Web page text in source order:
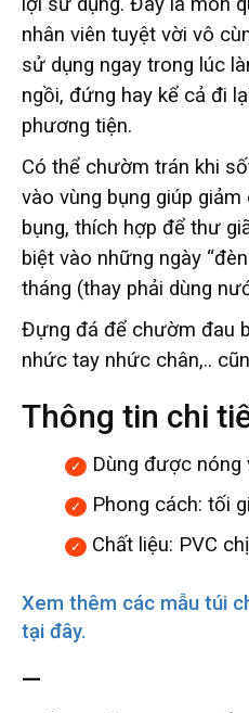
nhân viên tuyệt vời vô
sử dụng ngay trong lúc
ngồi, đứng hay kể cả đi
phương tiện.
Có thể chườm trán khi
vào vùng bụng giúp
bụng, thích hợp để thư
biệt vào những ngày
tháng (thay phải dùng
Đựng đá để chườm đau
nhức tay nhức chân,..
Thông tin chi
Dùng được nóng
Phong cách: tối
Chất liệu: PVC
Xem thêm các mẫu túi
tại đây.
—